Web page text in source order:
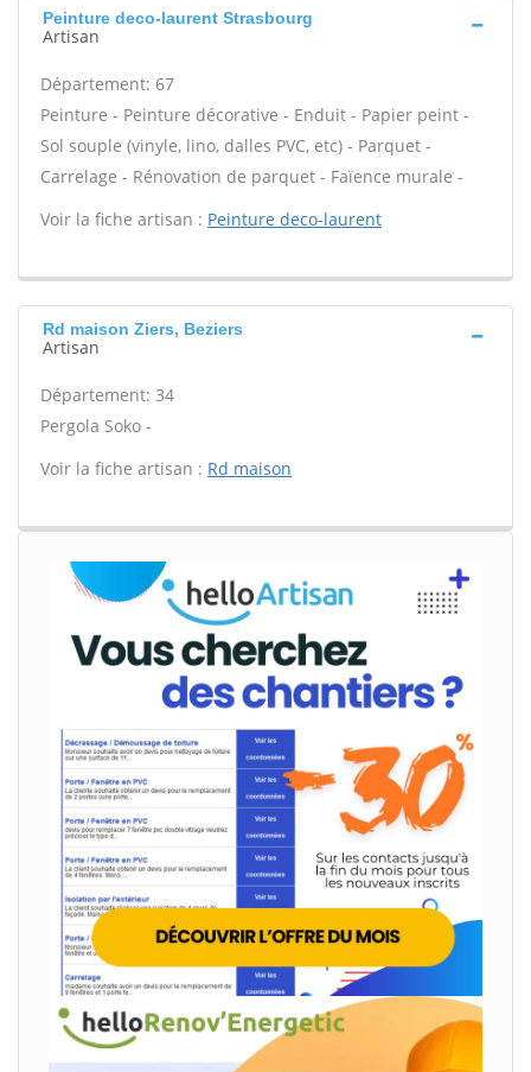
Peinture deco-laurent Strasbourg
Artisan
Département: 67
Peinture - Peinture décorative - Enduit - Papier peint -
Sol souple (vinyle, lino, dalles PVC, etc) - Parquet -
Carrelage - Rénovation de parquet - Faïence murale -
Voir la fiche artisan : Peinture deco-laurent
Rd maison Ziers, Beziers
Artisan
Département: 34
Pergola Soko -
Voir la fiche artisan : Rd maison